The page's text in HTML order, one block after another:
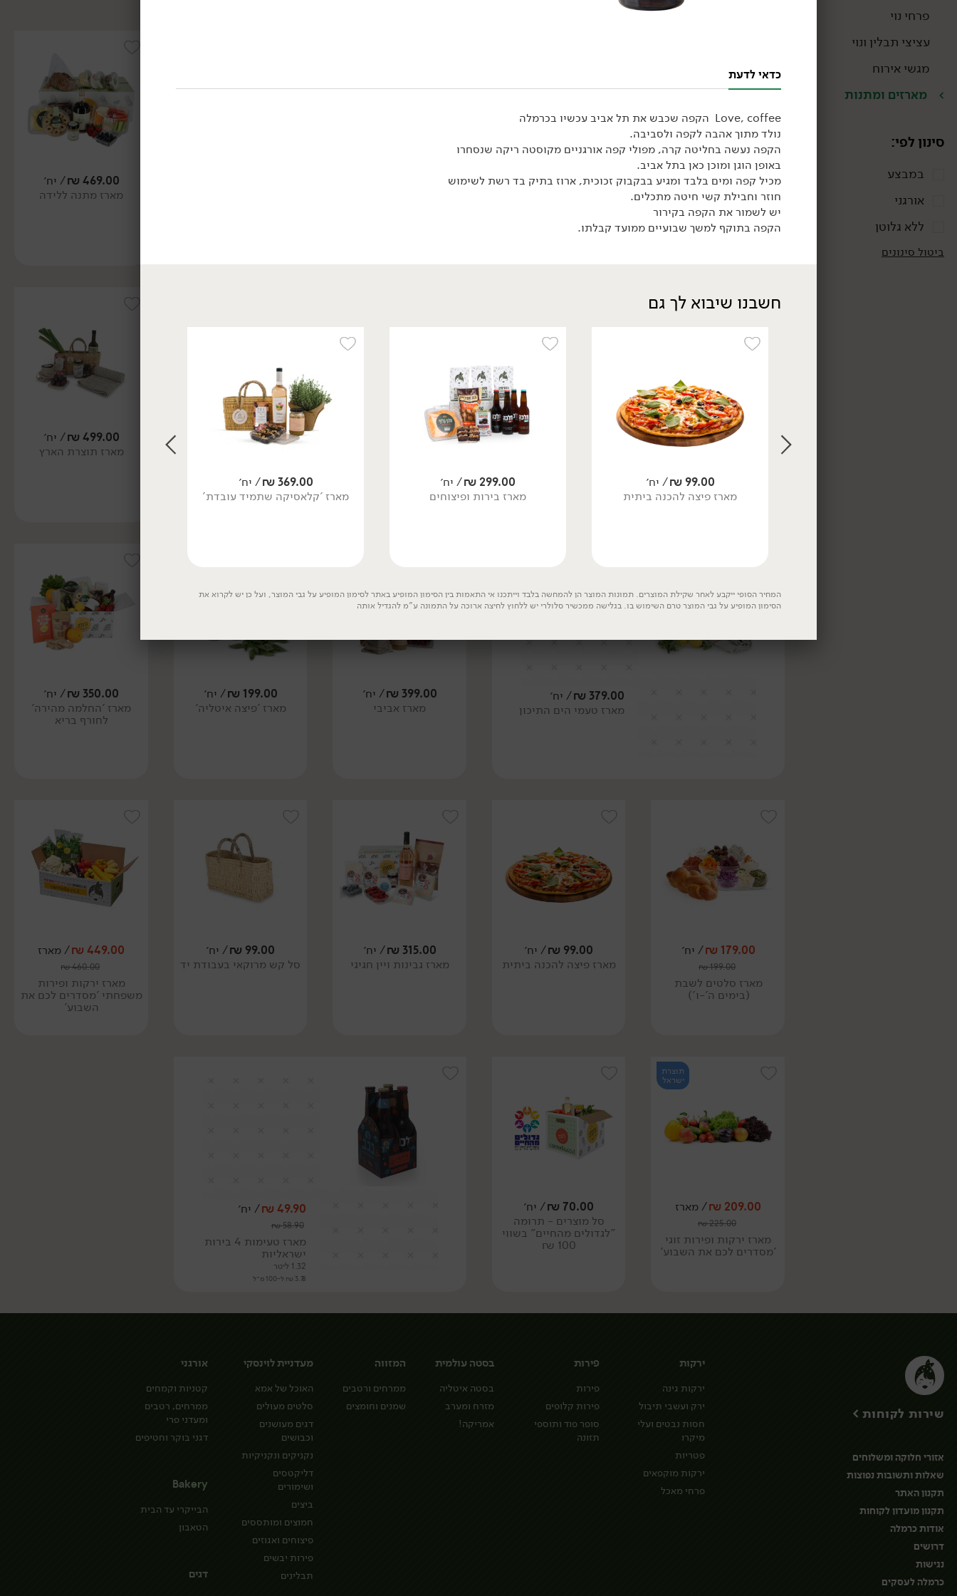
פרחי נוי
עציצי תבלין ונוי
מגשי אירוח
מארזים ומתנות
סינון לפי:
במבצע
אורגני
ללא גלוטן
ביטול סינונים
379.00
₪/ יח׳
מארז 'Rise and Shine'
369.00
₪/ יח׳
469.00
₪/ יח׳
מארז מתנה ללידה
165.00
₪/ יח׳
מארז 'ערב סרט לכל
/ יח׳
299.00
419.00
499.00
₪/ יח׳
מארז תוצרת הארץ
379.00
₪/ יח׳
מארז טעמי הים התיכון
399.00
₪/ יח׳
מארז אביבי
199.00
₪/ יח׳
מארז 'פיצה איטליה'
350.00
₪/ יח׳
מארז 'החלמה מהירה'
לחורף בריא
179.00
₪/ יח׳
199.00
₪
מארז סלטים לשבת
(בימים ה'-ו')
99.00
₪/ יח׳
מארז פיצה להכנה ביתית
315.00
₪/ יח׳
מארז גבינות ויין חגיגי
99.00
₪/ יח׳
סל קש מרוקאי בעבודת יד
449.00
₪/ מארז
460.00
₪
מארז ירקות ופירות
משפחתי 'מסדרים לכם את
השבוע'
תוצרת
ישראל
209.00
₪/ מארז
225.00
₪
מארז ירקות ופירות זוגי
'מסדרים לכם את השבוע'
70.00
₪/ יח׳
סל מוצרים - תרומה
"לגדולים מהחיים" בשווי
100 ₪
49.90
₪/ יח׳
58.90
₪
מארז טעימות 4 בירות
ישראליות
1.32 ליטר
3.78 ₪ ל-100 מ״ל
כדאי לדעת
Love, coffee הקפה שכבש את תל אביב עכשיו בכרמלה
נולד מתוך אהבה לקפה ולסביבה.
הקפה נעשה בחליטה קרה, מפולי קפה אורגניים מקוסטה ריקה שנסחרו
באופן הוגן ומוכן כאן בתל אביב.
מכיל קפה ומים בלבד ומגיע בבקבוק זכוכית, ארוז בתיק בד רשת לשימוש
חוזר וחבילת קשי חיטה מתכלים.
יש לשמור את הקפה בקירור
הקפה בתוקף למשך שבועיים ממועד קבלתו.
חשבנו שיבוא לך גם
99.00
₪/ יח׳
מארז פיצה להכנה ביתית
299.00
₪/ יח׳
מארז בירות ופיצוחים
369.00
₪/ יח׳
מארז 'קלאסיקה שתמיד עובדת'
המחיר הסופי ייקבע לאחר שקילת המוצרים. תמונות המוצר הן להמחשה בלבד וייתכנו אי התאמות בין הסימון המופיע באתר לסימון המופיע על גבי המוצר, ועל כן יש לקרוא את
הסימון המופיע על גבי המוצר טרם השימוש בו. בגלישה ממכשיר סלולרי יש ללחוץ לחיצה ארוכה על התמונה ע"מ להגדיל אותה
ירקות
ירקות גינה
ירק ועשבי תיבול
חסות נבטים ועלי
מיקרו
פטריות
ירקות מוקפאים
פרחי מאכל
פירות
פירות
פירות קלופים
סופר פוד ותוספי
תזונה
בסטה עולמית
בסטה איטליה
מזרח ומערב
אמריקה!
המזווה
ממרחים ורטבים
שמנים וחומצים
מעדניית לוינסקי
האוכל של אמא
סלטים מעולים
דגים מעושנים
וכבושים
נקניקים ונקניקיות
דליקטסים
ושימורים
ביצים
חמוצים ומותססים
פיצוחים ואגוזים
פירות יבשים
תבלינים
אורגני
קטניות וקמחים
ממרחים, רטבים
ומעדני פרי
דגני בוקר וחטיפים
Bakery
הבייקרי עד הבית
הטאבון
דגים
שירות לקוחות >
אזורי חלוקה ומשלוחים
שאלות ותשובות נפוצות
תקנון האתר
תקנון מועדון לקוחות
אודות כרמלה
דרושים
נגישות
כרמלה לעסקים